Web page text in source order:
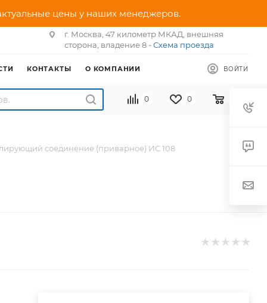
цены у наших менеджеров.
г. Москва, 47 километр МКАД, внешняя
сторона, владение 8 - Схема проезда
ВОЙТИ
КОНТАКТЫ О КОМПАНИИ
0 0
соединение (приварное) ИС 108